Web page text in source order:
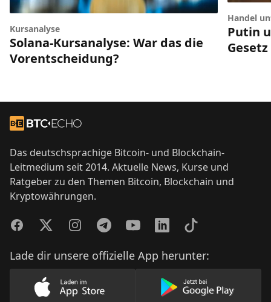
Kursanalyse
Solana-Kursanalyse: War das die
Vorentscheidung?
Handel
Putin
Zur Startseite
Das deutschsprachige Bitcoin- und Blockchain-
Leitmedium seit 2014. Aktuelle News, Kurse und
Ratgeber zu den Themen Bitcoin, Blockchain und
Kryptowährungen.
FacebookTwitterInstagramTelegramYouTubeLinkedInTikTok
Lade dir unsere offizielle App herunter:
Lade unsere App im AppStore herunter
Lade unsere